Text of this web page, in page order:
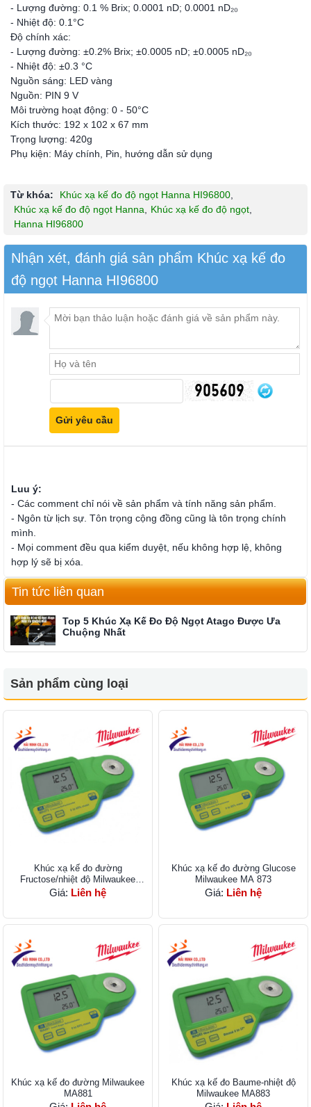
- Lượng đường: 0.1 % Brix; 0.0001 nD; 0.0001 nD₂₀
- Nhiệt độ: 0.1°C
Độ chính xác:
- Lượng đường: ±0.2% Brix; ±0.0005 nD; ±0.0005 nD₂₀
- Nhiệt độ: ±0.3 °C
Nguồn sáng: LED vàng
Nguồn: PIN 9 V
Môi trường hoạt động: 0 - 50°C
Kích thước: 192 x 102 x 67 mm
Trọng lượng: 420g
Phụ kiện: Máy chính, Pin, hướng dẫn sử dụng
Từ khóa: Khúc xạ kế đo độ ngọt Hanna HI96800,
Khúc xạ kế đo độ ngọt Hanna, Khúc xạ kế đo độ ngọt,
Hanna HI96800
Nhận xét, đánh giá sản phẩm Khúc xạ kế đo
độ ngọt Hanna HI96800
Luu ý:
- Các comment chỉ nói về sản phẩm và tính năng sản phẩm.
- Ngôn từ lịch sự. Tôn trọng cộng đồng cũng là tôn trọng chính
mình.
- Mọi comment đều qua kiểm duyệt, nếu không hợp lệ, không
hợp lý sẽ bị xóa.
Tin tức liên quan
Top 5 Khúc Xạ Kế Đo Độ Ngọt Atago Được Ưa
Chuộng Nhất
Sản phẩm cùng loại
Khúc xạ kế đo đường
Fructose/nhiệt độ Milwaukee
MA872
Giá: Liên hệ
Khúc xạ kế đo đường Glucose
Milwaukee MA 873
Giá: Liên hệ
Khúc xạ kế đo đường Milwaukee
MA881
Khúc xạ kế đo Baume-nhiệt độ
Milwaukee MA883